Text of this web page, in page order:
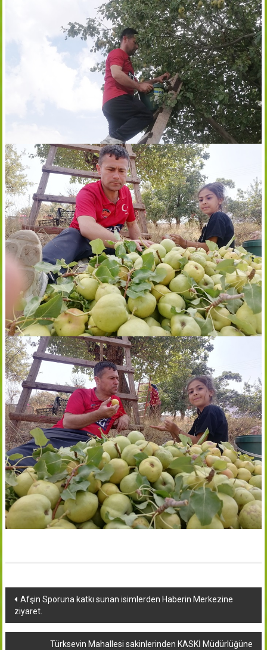
Yazı
dolaşımı
Afşin Sporuna katkı sunan isimlerden Haberin Merkezine
ziyaret.
Türksevin Mahallesi sakinlerinden KASKİ Müdürlüğüne